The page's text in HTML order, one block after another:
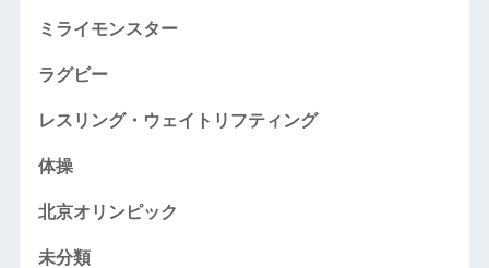
ミライモンスター
ラグビー
レスリング・ウェイトリフティング
体操
北京オリンピック
未分類